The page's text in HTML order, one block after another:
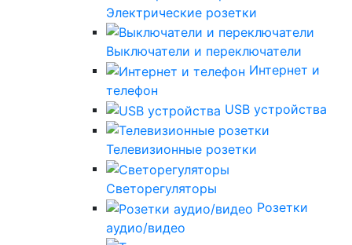
Электрические розетки
Выключатели и переключатели
Интернет и
телефон
USB устройства
Телевизионные розетки
Светорегуляторы
Розетки
аудио/видео